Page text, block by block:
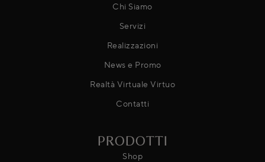
Chi Siamo
Servizi
Realizzazioni
News e Promo
Realtà Virtuale Virtuo
Contatti
PRODOTTI
Shop